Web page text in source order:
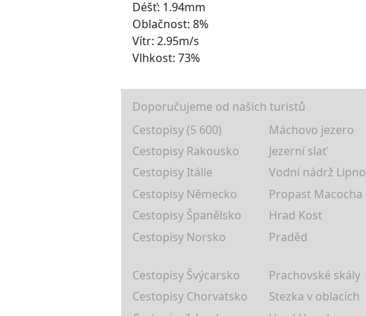
Déšť: 1.94mm
Oblačnost: 8%
Vítr: 2.95m/s
Vlhkost: 73%
Doporučujeme od našich turistů
Cestopisy (5 600)
Máchovo jezero
Cestopisy Rakousko
Jezerní slať
Cestopisy Itálie
Vodní nádrž Lipno
Cestopisy Německo
Propast Macocha
Cestopisy Španělsko
Hrad Kost
Cestopisy Norsko
Praděd
Cestopisy Švýcarsko Prachovské skály
Cestopisy Chorvatsko
Stezka v oblacích